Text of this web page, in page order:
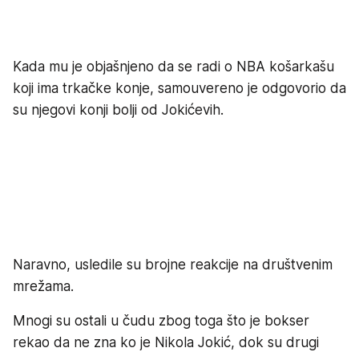
Kada mu je objašnjeno da se radi o NBA košarkašu
koji ima trkačke konje, samouvereno je odgovorio da
su njegovi konji bolji od Jokićevih.
Naravno, usledile su brojne reakcije na društvenim
mrežama.
Mnogi su ostali u čudu zbog toga što je bokser
rekao da ne zna ko je Nikola Jokić, dok su drugi